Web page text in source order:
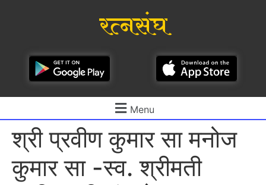
रत्नसंघ
Menu
श्री प्रवीण कुमार सा मनोज
कुमार सा -स्व. श्रीमती